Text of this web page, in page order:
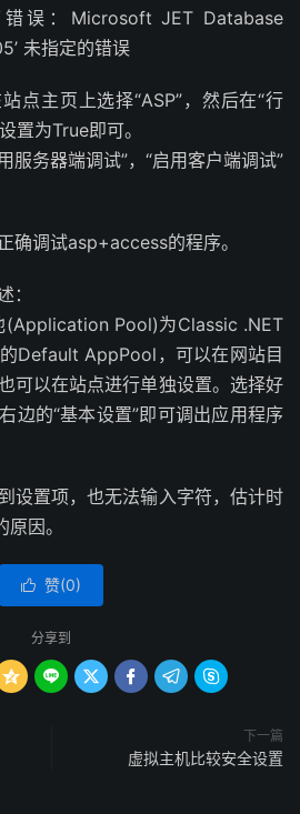
误：Microsoft JET Database
未指定的错误
点主页上选择“ASP”，然后在“行
置为True即可。
服务器端调试”，“启用客户端调试”
确调试asp+access的程序。
：
Pool)为Classic .NET
Default AppPool，可以在网站目
可以在站点进行单独设置。选择好
边的“基本设置”即可调出应用程序
设置项，也无法输入字符，估计时
因。
 赞(0)
分享到
     
下一篇
虚拟主机比较安全设置